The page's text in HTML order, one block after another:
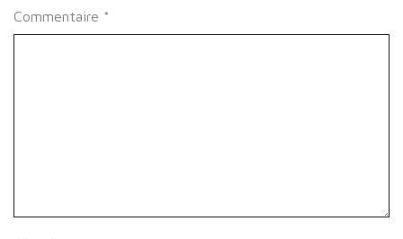
Commentaire *